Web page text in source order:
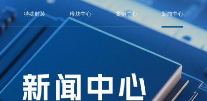
特殊封装 模块中心 案例中心 新闻中心